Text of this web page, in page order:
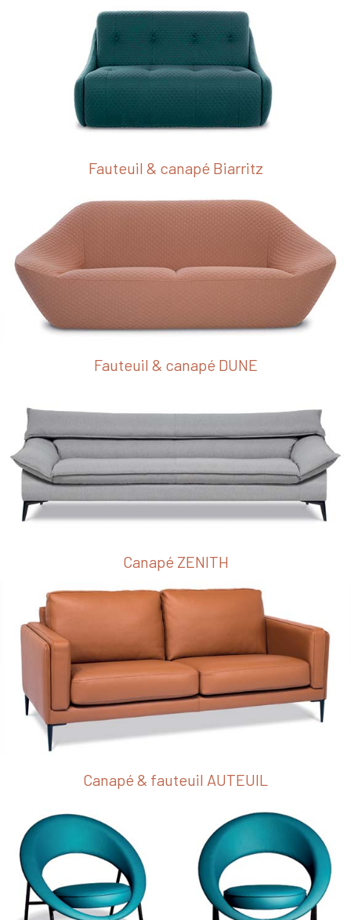
Fauteuil & canapé Biarritz
Fauteuil & canapé DUNE
Canapé ZENITH
Canapé & fauteuil AUTEUIL